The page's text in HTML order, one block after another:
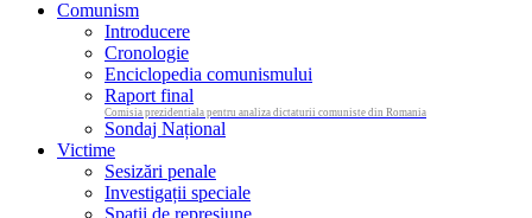
Comunism
Introducere
Cronologie
Enciclopedia comunismului
Raport final
Comisia prezidentiala pentru analiza dictaturii comuniste din Romania
Sondaj Național
Victime
Sesizări penale
Investigații speciale
Spații de represiune